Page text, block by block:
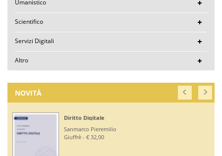
Umanistico
Scientifico
Servizi Digitali
Altro
NOVITÀ
Diritto Digitale
Sanmarco Pieremilio
Giuffrè - € 32,00